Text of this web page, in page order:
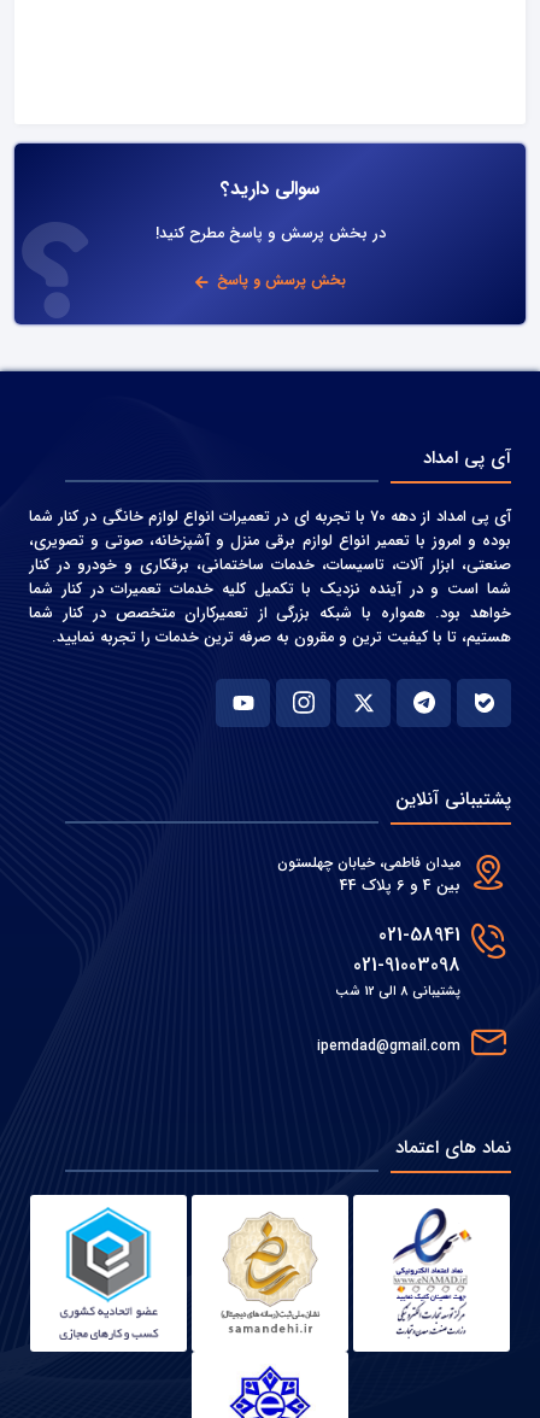
سوالی دارید؟
در بخش پرسش و پاسخ مطرح کنید!
بخش پرسش و پاسخ
آی پی امداد
آی پی امداد از دهه 70 با تجربه ای در تعمیرات انواع لوازم خانگی در کنار شما
بوده و امروز با تعمیر انواع لوازم برقی منزل و آشپزخانه، صوتی و‌ تصویری،
صنعتی، ابزار آلات، تاسیسات، خدمات ساختمانی، برقکاری و خودرو در کنار
شما است و در آینده نزدیک با تکمیل کلیه خدمات تعمیرات در کنار شما
خواهد بود. همواره با شبکه بزرگی از تعمیرکاران متخصص در کنار شما
هستیم، تا با کیفیت ترین و مقرون به صرفه ترین خدمات را تجربه نمایید.
پشتیبانی آنلاین
میدان فاطمی، خیابان چهلستون
بین 4 و 6 پلاک 44
021-58941
021-91003098
پشتیبانی 8 الی 12 شب
ipemdad@gmail.com
نماد های اعتماد